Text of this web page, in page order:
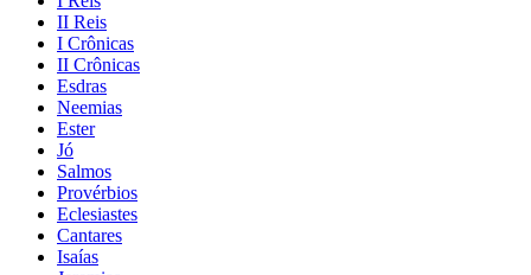
II Reis
I Crônicas
II Crônicas
Esdras
Neemias
Ester
Jó
Salmos
Provérbios
Eclesiastes
Cantares
Isaías